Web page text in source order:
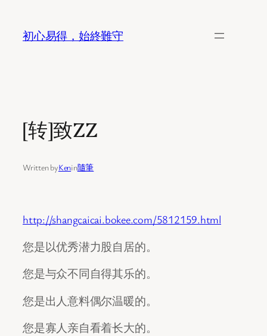
content
初心易得，始終難守
[转]致ZZ
Written byKenin隨筆
http://shangcaicai.bokee.com/5812159.html
您是以优秀潜力股自居的。
您是与众不同自得其乐的。
您是出人意料偶尔温暖的。
您是寡人亲自看着长大的。